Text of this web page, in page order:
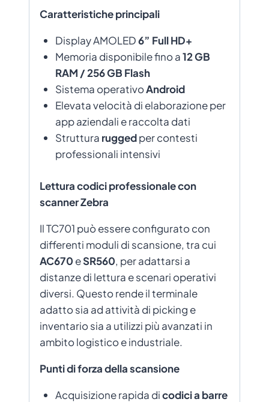
Caratteristiche principali
Display AMOLED6” Full HD+
Memoria disponibile fino a12 GB
RAM / 256 GB Flash
Sistema operativoAndroid
Elevata velocità di elaborazione per
app aziendali e raccolta dati
Struttura ruggedper contesti
professionali intensivi
Lettura codici professionale con
scanner Zebra
Il TC701 può essere configurato con
differenti moduli di scansione, tra cui
AC670 eSR560, per adattarsi a
distanze di lettura e scenari operativi
diversi. Questo rende il terminale
adatto sia ad attività di picking e
inventario sia a utilizzi più avanzati in
ambito logistico e industriale.
Punti di forza della scansione
Acquisizione rapida dicodici a barre